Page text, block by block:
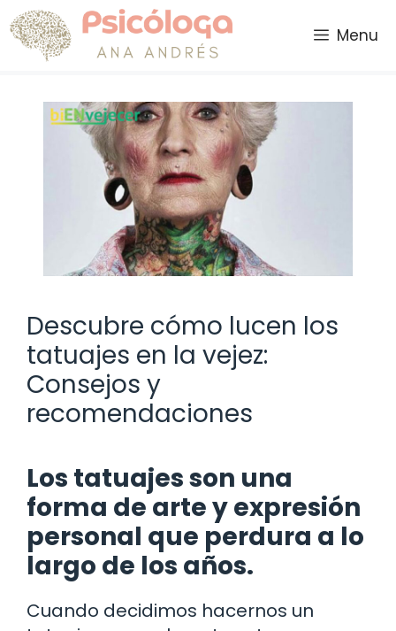
Saltar
al
contenido
Menu
Descubre cómo lucen los
tatuajes en la vejez:
Consejos y
recomendaciones
Los tatuajes son una
forma de arte y expresión
personal que perdura a lo
largo de los años.
Cuando decidimos hacernos un